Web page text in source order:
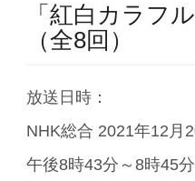
「紅白カラフ
（全8回）
放送日時：
NHK総合 2021年12月
午後8時43分～8時45分